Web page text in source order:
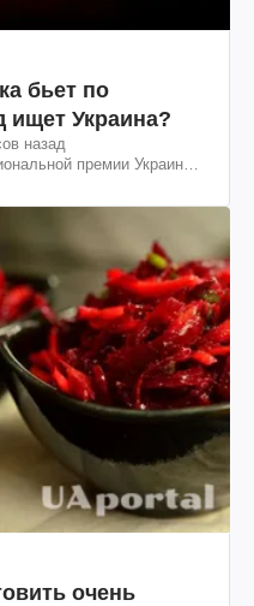
бьет по
ищет Украина?
назад
премии Украины
очень